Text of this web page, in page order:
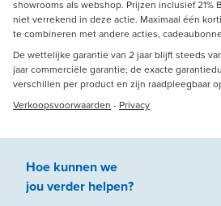
showrooms als webshop. Prijzen inclusief 21%
niet verrekend in deze actie. Maximaal één
te combineren met andere acties,
De wettelijke garantie van 2 jaar blijft steeds
jaar commerciële garantie; de exacte
verschillen per product en zijn raadpleegbaar
Verkoopsvoorwaarden - Privacy
Hoe kunnen we
jouverder helpen?